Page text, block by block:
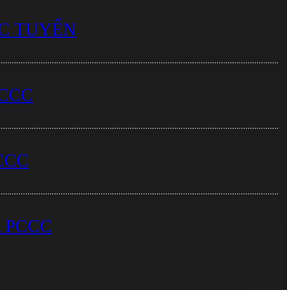
TUYẾN